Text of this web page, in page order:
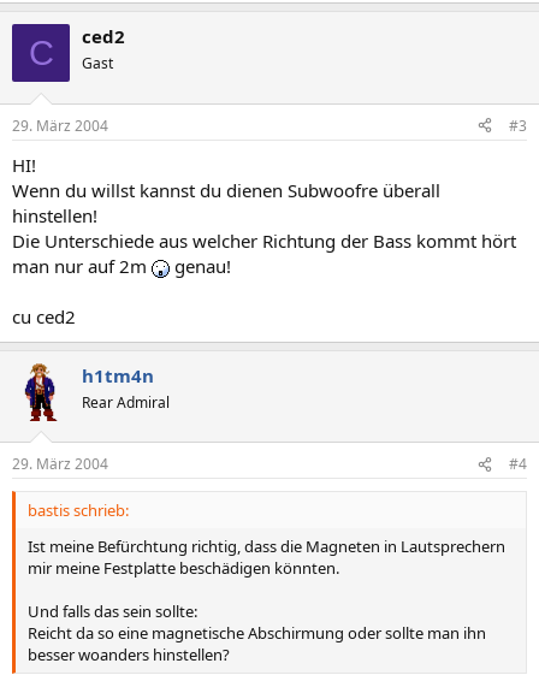
C ced2
Gast
29. März 2004 #3
HI!
Wenn du willst kannst du dienen Subwoofre überall
hinstellen!
Die Unterschiede aus welcher Richtung der Bass kommt hört
man nur auf 2m
genau!
cu ced2
h1tm4n
Rear Admiral
29. März 2004 #4
bastis schrieb:
Ist meine Befürchtung richtig, dass die Magneten in Lautsprechern
mir meine Festplatte beschädigen könnten.
Und falls das sein sollte:
Reicht da so eine magnetische Abschirmung oder sollte man ihn
besser woanders hinstellen?